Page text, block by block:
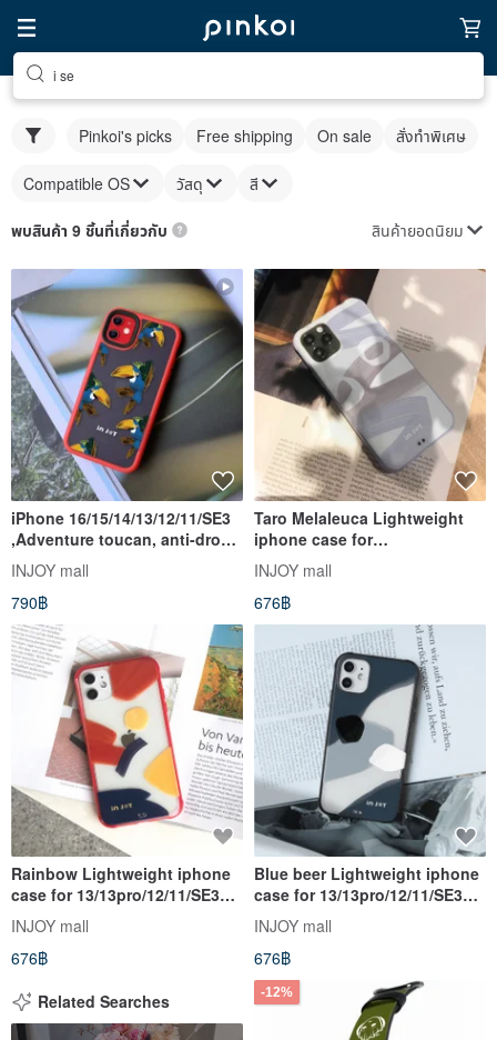
i se
Pinkoi's picks Free shipping On sale สั่งทำพิเศษ
Compatible OS วัสดุ สี
พบสินค้า 9 ชิ้นที่เกี่ยวกับ สินค้ายอดนิยม
iPhone 16/15/14/13/12/11/SE3
,Adventure toucan, anti-drop
iPhone case
INJOY mall
790฿
Taro Melaleuca Lightweight
iphone case for
13/13pro/12/11/SE3 case
INJOY mall
676฿
Rainbow Lightweight iphone
case for 13/13pro/12/11/SE3
case
INJOY mall
676฿
Blue beer Lightweight iphone
case for 13/13pro/12/11/SE3
case
INJOY mall
676฿
Related Searches
-12%